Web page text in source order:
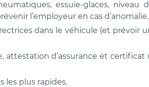
essuie-glaces, niveau
l’employeur en cas d’anomalie.
dans le véhicule (et prévoir
attestation d’assurance et certificat
les plus rapides.